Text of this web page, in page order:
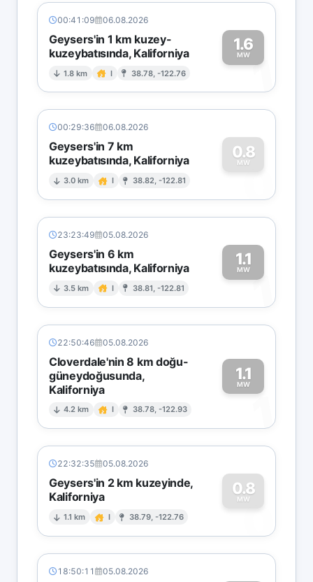
00:41:09 06.08.2026
Geysers'in 1 km kuzey-
kuzeybatısında, Kaliforniya
1.8 km I 38.78, -122.76
1.6
MW1
00:29:36 06.08.2026
Geysers'in 7 km
kuzeybatısında, Kaliforniya
3.0 km I 38.82, -122.81
0.8
MW
0
23:23:49 05.08.2026
Geysers'in 6 km
kuzeybatısında, Kaliforniya
3.5 km I 38.81, -122.81
1.1
MW1
22:50:46 05.08.2026
Cloverdale'nin 8 km doğu-
güneydoğusunda,
Kaliforniya
4.2 km I 38.78, -122.93
1.1
MW
1
22:32:35 05.08.2026
Geysers'in 2 km kuzeyinde,
Kaliforniya
1.1 km I 38.79, -122.76
0.8
MW
0
18:50:11 05.08.2026